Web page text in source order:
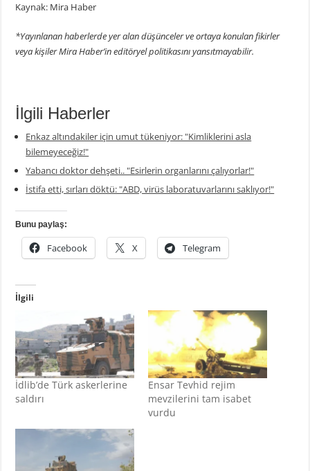
Kaynak: Mira Haber
*Yayınlanan haberlerde yer alan düşünceler ve ortaya konulan fikirler
veya kişiler Mira Haber’in editöryel politikasını yansıtmayabilir.
İlgili Haberler
Enkaz altındakiler için umut tükeniyor: "Kimliklerini asla
bilemeyeceğiz!"
Yabancı doktor dehşeti.. "Esirlerin organlarını çalıyorlar!"
İstifa etti, sırları döktü: "ABD, virüs laboratuvarlarını saklıyor!"
Bunu paylaş:
Facebook X Telegram
İlgili
İdlib’de Türk askerlerine
saldırı
Ensar Tevhid rejim
mevzilerini tam isabet
vurdu